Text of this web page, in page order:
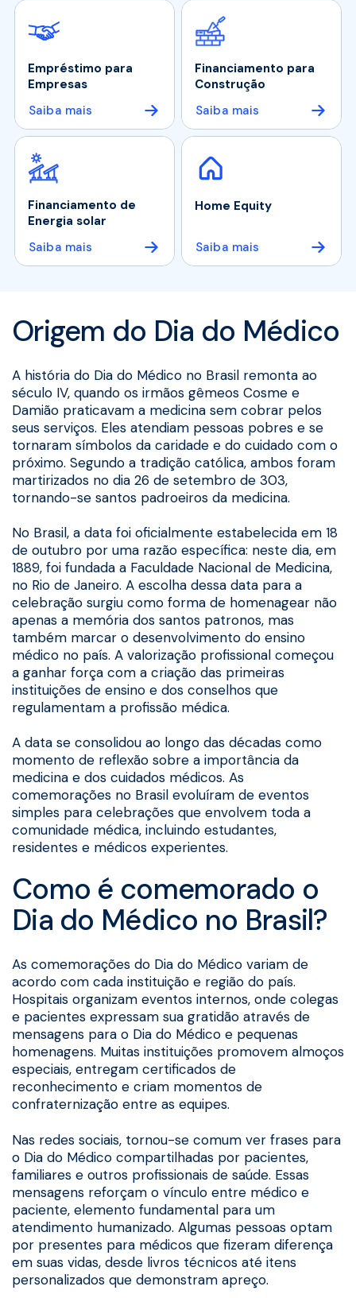
Empréstimo para
Empresas
Saiba mais
Financiamento para
Construção
Saiba mais
Financiamento de
Energia solar
Saiba mais
Home Equity
Saiba mais
Origem do Dia do Médico
A história do Dia do Médico no Brasil remonta ao
século IV, quando os irmãos gêmeos Cosme e
Damião praticavam a medicina sem cobrar pelos
seus serviços. Eles atendiam pessoas pobres e se
tornaram símbolos da caridade e do cuidado com o
próximo. Segundo a tradição católica, ambos foram
martirizados no dia 26 de setembro de 303,
tornando-se santos padroeiros da medicina.
No Brasil, a data foi oficialmente estabelecida em 18
de outubro por uma razão específica: neste dia, em
1889, foi fundada a Faculdade Nacional de Medicina,
no Rio de Janeiro. A escolha dessa data para a
celebração surgiu como forma de homenagear não
apenas a memória dos santos patronos, mas
também marcar o desenvolvimento do ensino
médico no país. A valorização profissional começou
a ganhar força com a criação das primeiras
instituições de ensino e dos conselhos que
regulamentam a profissão médica.
A data se consolidou ao longo das décadas como
momento de reflexão sobre a importância da
medicina e dos cuidados médicos. As
comemorações no Brasil evoluíram de eventos
simples para celebrações que envolvem toda a
comunidade médica, incluindo estudantes,
residentes e médicos experientes.
Como é comemorado o
Dia do Médico no Brasil?
As comemorações do Dia do Médico variam de
acordo com cada instituição e região do país.
Hospitais organizam eventos internos, onde colegas
e pacientes expressam sua gratidão através de
mensagens para o Dia do Médico e pequenas
homenagens. Muitas instituições promovem almoços
especiais, entregam certificados de
reconhecimento e criam momentos de
confraternização entre as equipes.
Nas redes sociais, tornou-se comum ver frases para
o Dia do Médico compartilhadas por pacientes,
familiares e outros profissionais de saúde. Essas
mensagens reforçam o vínculo entre médico e
paciente, elemento fundamental para um
atendimento humanizado. Algumas pessoas optam
por presentes para médicos que fizeram diferença
em suas vidas, desde livros técnicos até itens
personalizados que demonstram apreço.